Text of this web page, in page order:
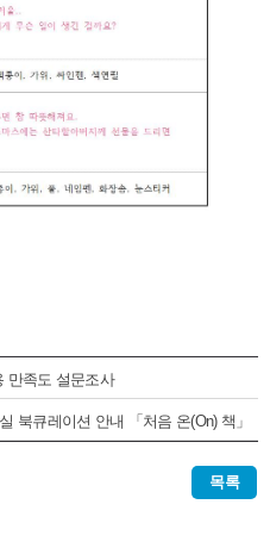
만족도 설문조사
북큐레이션 안내 「처음 온(On) 책」
목록